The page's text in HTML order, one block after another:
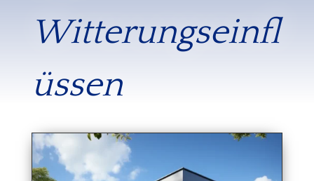
Witterungseinfl
üssen